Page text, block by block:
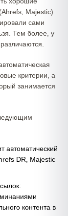
Majestic)
сами
Тем более, у
критерии, а
занимается
автоматический
DR, Majestic
контента в